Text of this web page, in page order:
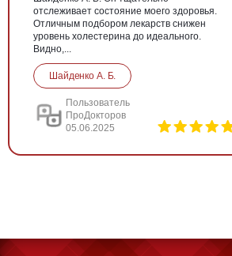
отслеживает состояние моего здоровья.
Отличным подбором лекарств снижен
уровень холестерина до идеального.
Видно,...
Шайденко А. Б.
Пользователь
ПроДокторов
05.06.2025